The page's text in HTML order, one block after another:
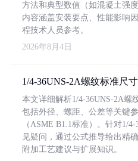
方法和典型数值（如混凝土强
内容涵盖安装要点、性能影响
程技术人员参考。
2026年8月4日
1/4-36UNS-2A螺纹标准尺寸
本文详细解析1/4-36UNS-2A螺
包括外径、螺距、公差等关键
（ASME B1.1标准）。针对1/
见疑问，通过公式推导给出精
附加工艺建议与扩展知识。